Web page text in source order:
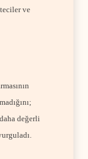
ve
değerli